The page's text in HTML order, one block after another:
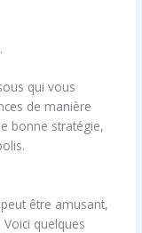
qui vous
de manière
bonne stratégie,
être amusant,
quelques